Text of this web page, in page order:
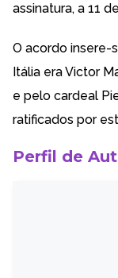
assinatura, a 11
O acordo insere-
Itália era Victor
e pelo cardeal
ratificados por
Perfil de